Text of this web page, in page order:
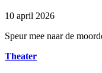
10 april 2026
Speur mee naar de
Theater